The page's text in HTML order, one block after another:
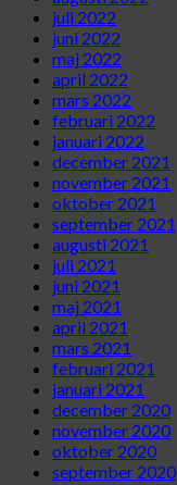
juli 2022
juni 2022
maj 2022
april 2022
mars 2022
februari 2022
januari 2022
december 2021
november 2021
oktober 2021
september 2021
augusti 2021
juli 2021
juni 2021
maj 2021
april 2021
mars 2021
februari 2021
januari 2021
december 2020
november 2020
oktober 2020
september 2020